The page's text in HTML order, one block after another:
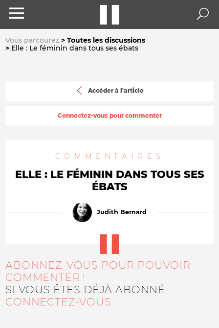
Vous parcourez
Toutes les discussions
Elle : Le féminin dans tous ses ébats
Accéder à l'article
Connectez-vous pour commenter
COMMENTAIRES
ELLE : LE FÉMININ DANS TOUS SES
ÉBATS
Judith Bernard
ABONNEZ-VOUS POUR POUVOIR
COMMENTER !
SI VOUS ÊTES DÉJÀ ABONNÉ
CONNECTEZ-VOUS